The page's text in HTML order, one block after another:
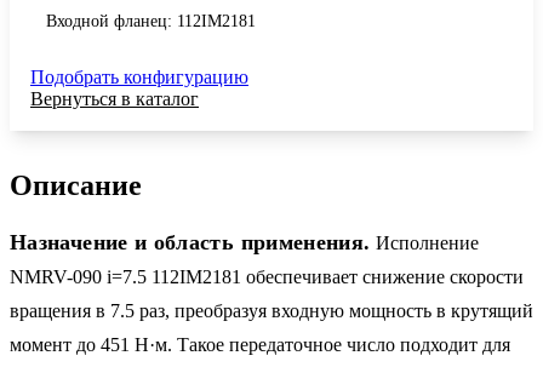
Входной фланец: 112IM2181
Подобрать конфигурацию
Вернуться в каталог
Описание
Назначение и область применения. Исполнение
NMRV-090 i=7.5 112IM2181 обеспечивает снижение скорости
вращения в 7.5 раз, преобразуя входную мощность в крутящий
момент до 451 Н·м. Такое передаточное число подходит для